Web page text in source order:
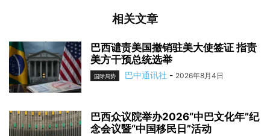
相关文章
巴西谴责美国撤销驻美大使签证 指责
美方干预总统选举
国际局势 巴中通讯社 - 2026年8月4日
巴西众议院举办2026“中巴文化年”纪
念会议暨“中国移民日”活动